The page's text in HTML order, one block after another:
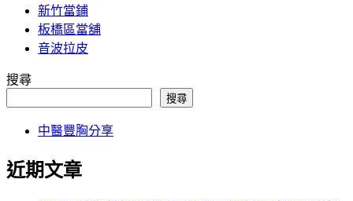
新竹當鋪
板橋區當舖
音波拉皮
搜尋
搜尋
中醫豐胸分享
近期文章